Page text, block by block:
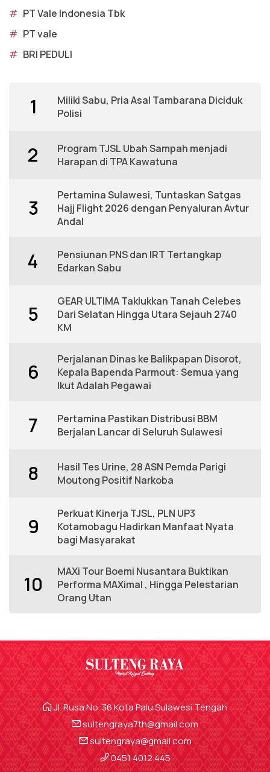
# PT Vale Indonesia Tbk
# PT vale
# BRI PEDULI
1
Miliki Sabu, Pria Asal Tambarana Diciduk
Polisi
2
Program TJSL Ubah Sampah menjadi
Harapan di TPA Kawatuna
3
Pertamina Sulawesi, Tuntaskan Satgas
Hajj Flight 2026 dengan Penyaluran Avtur
Andal
4
Pensiunan PNS dan IRT Tertangkap
Edarkan Sabu
5
GEAR ULTIMA Taklukkan Tanah Celebes
Dari Selatan Hingga Utara Sejauh 2740
KM
6
Perjalanan Dinas ke Balikpapan Disorot,
Kepala Bapenda Parmout: Semua yang
Ikut Adalah Pegawai
7
Pertamina Pastikan Distribusi BBM
Berjalan Lancar di Seluruh Sulawesi
8
Hasil Tes Urine, 28 ASN Pemda Parigi
Moutong Positif Narkoba
9
Perkuat Kinerja TJSL, PLN UP3
Kotamobagu Hadirkan Manfaat Nyata
bagi Masyarakat
10
MAXi Tour Boemi Nusantara Buktikan
Performa MAXimal , Hingga Pelestarian
Orang Utan
Jl. Rusa No. 36 Kota Palu Sulawesi Tengah
sultengraya7th@gmail.com
sultengraya@gmail.com
0451 4012 445